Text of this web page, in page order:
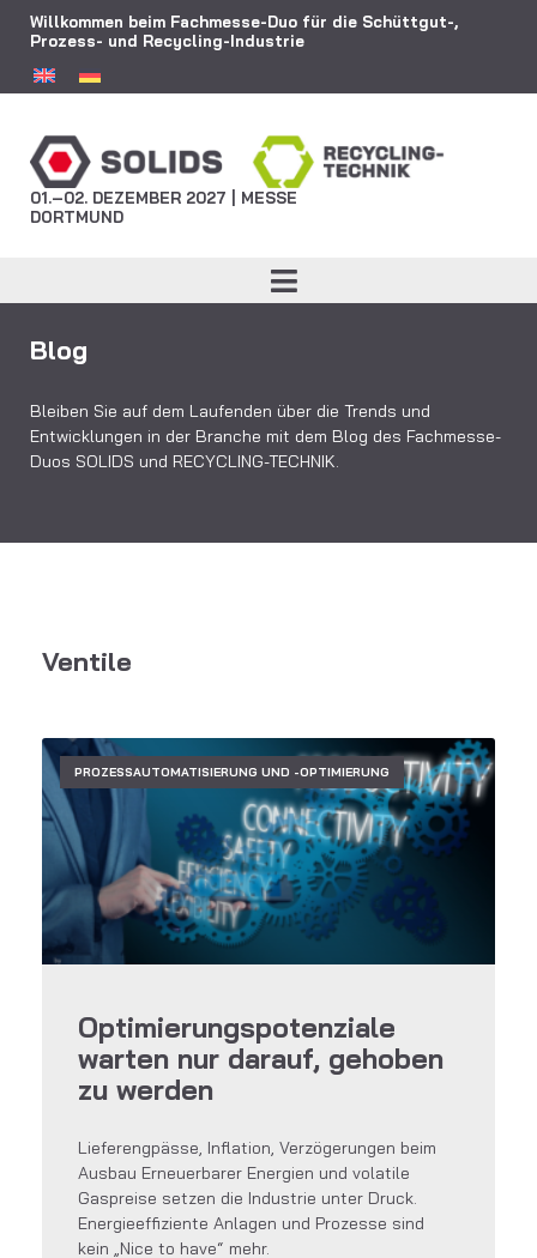
Willkommen beim Fachmesse-Duo für die Schüttgut-,
Prozess- und Recycling-Industrie
01.–02. DEZEMBER 2027 | MESSE
DORTMUND
Blog
Bleiben Sie auf dem Laufenden über die Trends und
Entwicklungen in der Branche mit dem Blog des Fachmesse-
Duos SOLIDS und RECYCLING-TECHNIK.
Ventile
PROZESSAUTOMATISIERUNG UND -OPTIMIERUNG
Optimierungspotenziale
warten nur darauf, gehoben
zu werden
Lieferengpässe, Inflation, Verzögerungen beim
Ausbau Erneuerbarer Energien und volatile
Gaspreise setzen die Industrie unter Druck.
Energieeffiziente Anlagen und Prozesse sind
kein „Nice to have“ mehr.